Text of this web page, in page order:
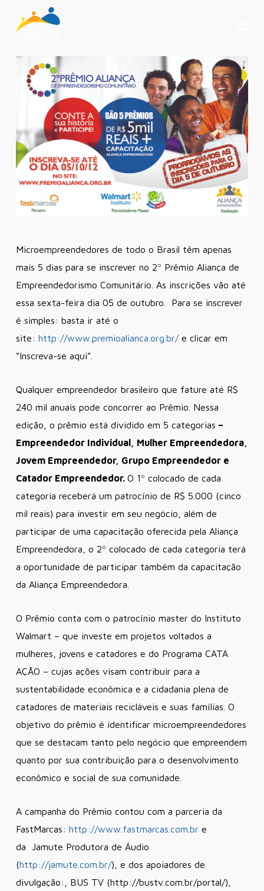
Microempreendedores de todo o Brasil têm apenas
mais 5 dias para se inscrever no 2º Prêmio Aliança de
Empreendedorismo Comunitário. As inscrições vão até
essa sexta-feira dia 05 de outubro. Para se inscrever
é simples: basta ir até o
site: http://www.premioalianca.org.br/e clicar em
“Inscreva-se aqui”.
Qualquer empreendedor brasileiro que fature até R$
240 mil anuais pode concorrer ao Prêmio. Nessa
edição, o prêmio está dividido em 5 categorias –
Empreendedor Individual, Mulher Empreendedora,
Jovem Empreendedor, Grupo Empreendedor e
Catador Empreendedor. O 1º colocado de cada
categoria receberá um patrocínio de R$ 5.000 (cinco
mil reais) para investir em seu negócio, além de
participar de uma capacitação oferecida pela Aliança
Empreendedora, o 2º colocado de cada categoria terá
a oportunidade de participar também da capacitação
da Aliança Empreendedora.
O Prêmio conta com o patrocínio master do Instituto
Walmart – que investe em projetos voltados a
mulheres, jovens e catadores e do Programa CATA
AÇÃO – cujas ações visam contribuir para a
sustentabilidade econômica e a cidadania plena de
catadores de materiais recicláveis e suas famílias. O
objetivo do prêmio é identificar microempreendedores
que se destacam tanto pelo negócio que empreendem
quanto por sua contribuição para o desenvolvimento
econômico e social de sua comunidade.
A campanha do Prêmio contou com a parceria da
FastMarcas: http://www.fastmarcas.com.br e
da Jamute Produtora de Áudio
(http://jamute.com.br/), e dos apoiadores de
divulgação:, BUS TV (http://bustv.com.br/portal/),